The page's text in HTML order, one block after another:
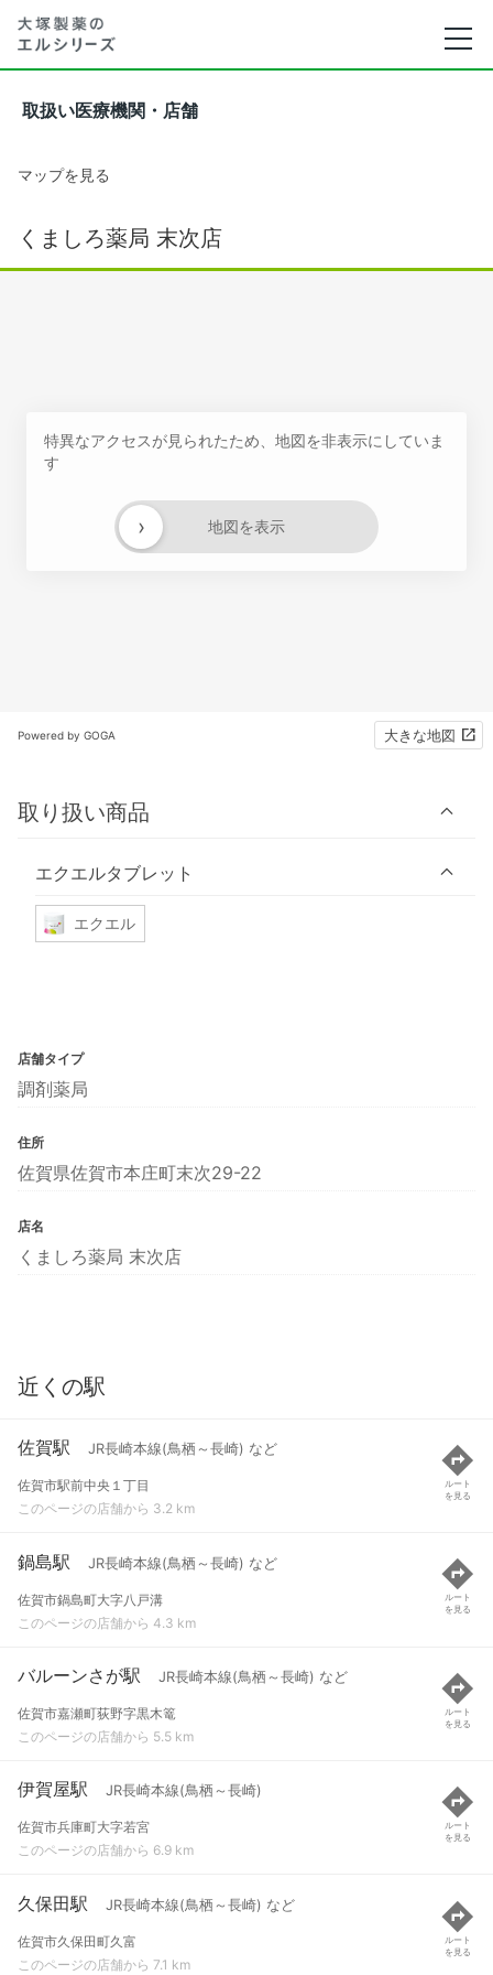
取扱い医療機関・店舗
マップを見る
くましろ薬局 末次店
特異なアクセスが見られたため、地図を非表示にしていま
す
地図を表示
›
Powered by GOGA 大きな地図
取り扱い商品
エクエルタブレット
エクエル
店舗タイプ
調剤薬局
住所
佐賀県佐賀市本庄町末次29-22
店名
くましろ薬局 末次店
近くの駅
佐賀駅 JR長崎本線(鳥栖～長崎) など
佐賀市駅前中央１丁目
このページの店舗から 3.2 km
ルート
を見る
鍋島駅 JR長崎本線(鳥栖～長崎) など
佐賀市鍋島町大字八戸溝
このページの店舗から 4.3 km
ルート
を見る
バルーンさが駅 JR長崎本線(鳥栖～長崎) など
佐賀市嘉瀬町荻野字黒木篭
このページの店舗から 5.5 km
ルート
を見る
伊賀屋駅 JR長崎本線(鳥栖～長崎)
佐賀市兵庫町大字若宮
このページの店舗から 6.9 km
ルート
を見る
久保田駅 JR長崎本線(鳥栖～長崎) など
佐賀市久保田町久富
このページの店舗から 7.1 km
ルート
を見る